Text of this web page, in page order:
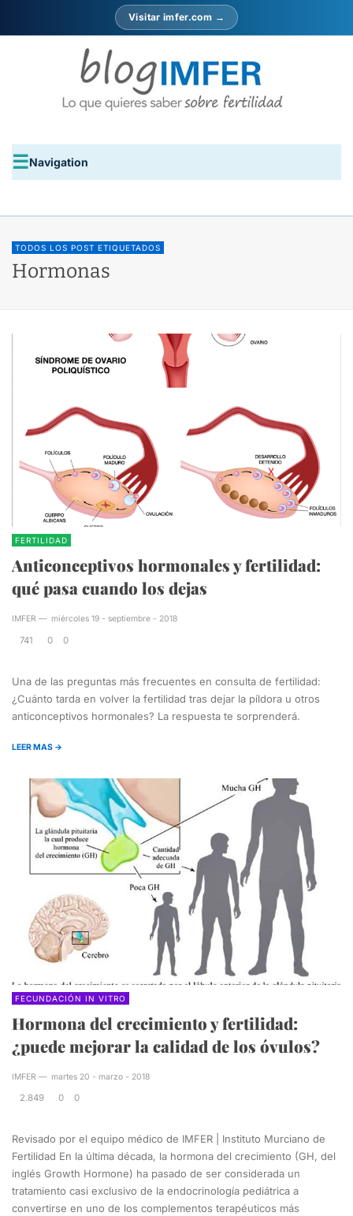
Visitar imfer.com →
Navigation
TODOS LOS POST ETIQUETADOS
Hormonas
FERTILIDAD
Anticonceptivos hormonales y fertilidad:
qué pasa cuando los dejas
IMFER — miércoles 19 - septiembre - 2018
741 0 0
Una de las preguntas más frecuentes en consulta de fertilidad:
¿Cuánto tarda en volver la fertilidad tras dejar la píldora u otros
anticonceptivos hormonales? La respuesta te sorprenderá.
LEER MAS →
FECUNDACIÓN IN VITRO
Hormona del crecimiento y fertilidad:
¿puede mejorar la calidad de los óvulos?
IMFER — martes 20 - marzo - 2018
2.849 0 0
Revisado por el equipo médico de IMFER | Instituto Murciano de
Fertilidad En la última década, la hormona del crecimiento (GH, del
inglés Growth Hormone) ha pasado de ser considerada un
tratamiento casi exclusivo de la endocrinología pediátrica a
convertirse en uno de los complementos terapéuticos más